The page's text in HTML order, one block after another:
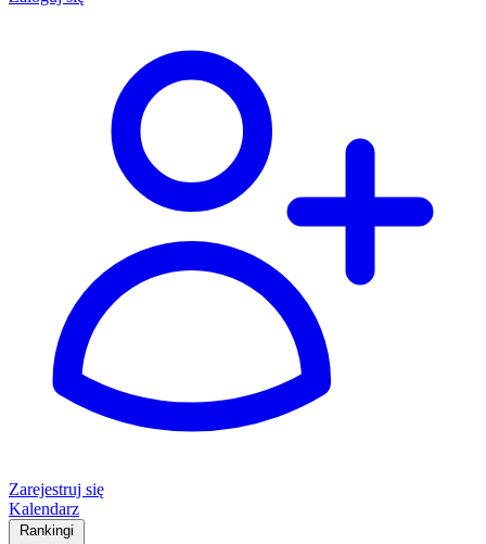
Zarejestruj się
Kalendarz
Rankingi